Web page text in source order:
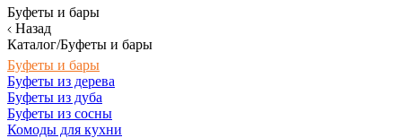
Буфеты и бары
Назад
Каталог/Буфеты и бары
Буфеты и бары
Буфеты из дерева
Буфеты из дуба
Буфеты из сосны
Комоды для кухни